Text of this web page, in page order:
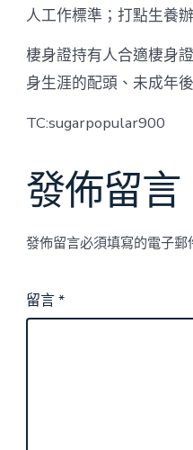
人工作標準；打點生養
棲身證持有人合適棲身
身生涯的配頭、未成年
TC:sugarpopular900
發佈留言
發佈留言必須填寫的電子郵
留言*